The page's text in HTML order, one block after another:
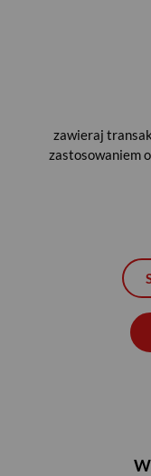
zawieraj
zastosowaniem